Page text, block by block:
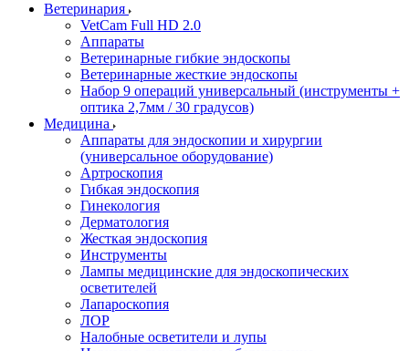
Ветеринария
VetCam Full HD 2.0
Аппараты
Ветеринарные гибкие эндоскопы
Ветеринарные жесткие эндоскопы
Набор 9 операций универсальный (инструменты +
оптика 2,7мм / 30 градусов)
Медицина
Аппараты для эндоскопии и хирургии
(универсальное оборудование)
Артроскопия
Гибкая эндоскопия
Гинекология
Дерматология
Жесткая эндоскопия
Инструменты
Лампы медицинские для эндоскопических
осветителей
Лапароскопия
ЛОР
Налобные осветители и лупы